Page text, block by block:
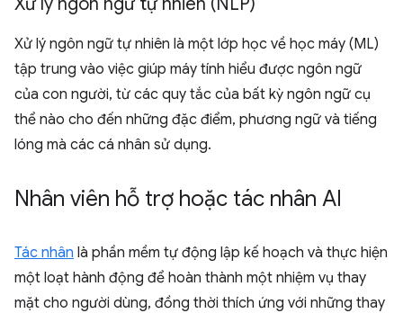
Xử lý ngôn ngữ tự nhiên là một lớp học về học máy (ML)
tập trung vào việc giúp máy tính hiểu được ngôn ngữ
của con người, từ các quy tắc của bất kỳ ngôn ngữ cụ
thể nào cho đến những đặc điểm, phương ngữ và tiếng
lóng mà các cá nhân sử dụng.
Nhân viên hỗ trợ hoặc tác nhân AI
Tác nhân là phần mềm tự động lập kế hoạch và thực hiện
một loạt hành động để hoàn thành một nhiệm vụ thay
mặt cho người dùng, đồng thời thích ứng với những thay